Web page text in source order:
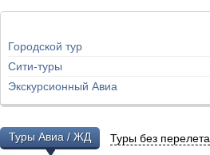
Городской тур
Сити-туры
Экскурсионный Авиа
Туры Авиа / ЖД Туры без перелета